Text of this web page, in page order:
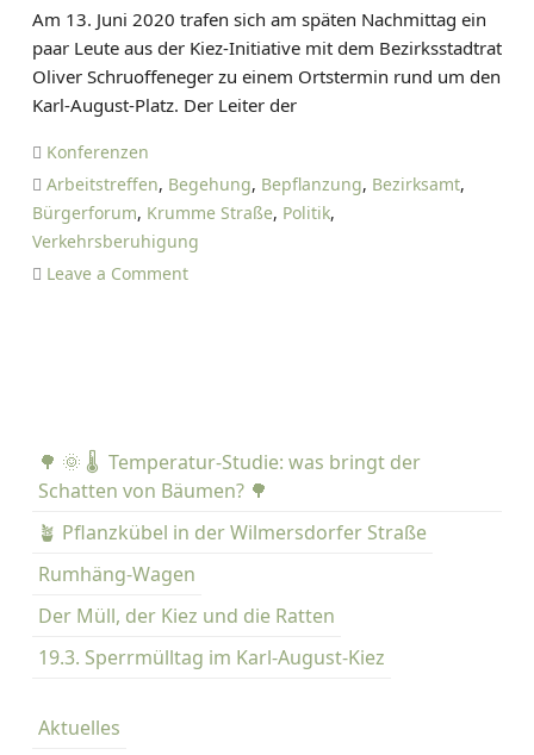
A
N
I
E
Z
Am 13. Juni 2020 trafen sich am späten Nachmittag ein
paar Leute aus der Kiez-Initiative mit dem Bezirksstadtrat
Oliver Schruoffeneger zu einem Ortstermin rund um den
Karl-August-Platz. Der Leiter der
Konferenzen
Arbeitstreffen, Begehung, Bepflanzung, Bezirksamt,
Bürgerforum, Krumme Straße, Politik,
Verkehrsberuhigung
Leave a Commento
e
n
a
P
l
t
🌳 🌞 🌡️ Temperatur-Studie: was bringt der
Schatten von Bäumen? 🌳
🪴 Pflanzkübel in der Wilmersdorfer Straße
Rumhäng-Wagen
Der Müll, der Kiez und die Ratten
19.3. Sperrmülltag im Karl-August-Kiez
Aktuelles